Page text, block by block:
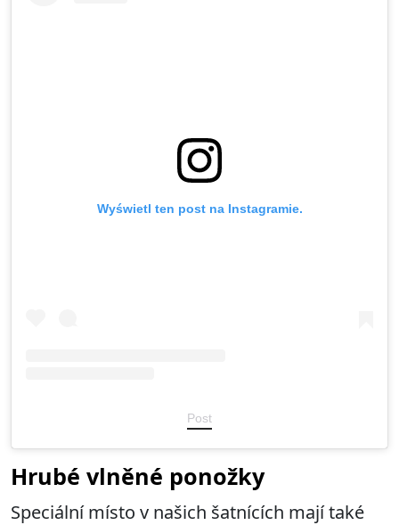
Wyświetl ten post na Instagramie.
Post
Hrubé vlněné ponožky
Speciální místo v našich šatnících mají také